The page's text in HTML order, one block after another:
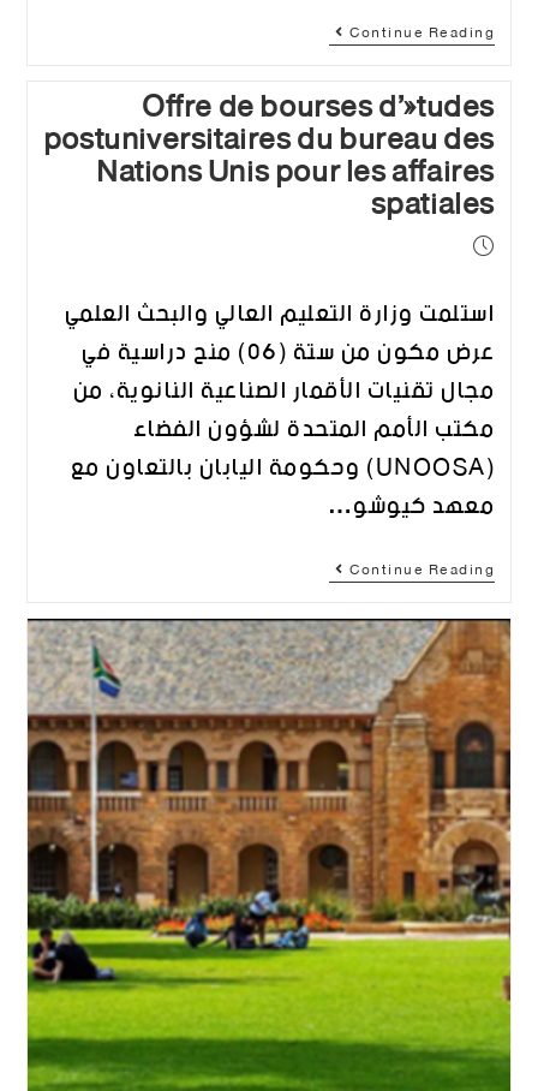
Continue Reading
Offre de bourses d’études
postuniversitaires du bureau des
Nations Unis pour les affaires
spatiales
استلمت وزارة التعليم العالي والبحث العلمي
عرض مكون من ستة (06) منح دراسية في
مجال تقنيات الأقمار الصناعية النانوية، من
مكتب الأمم المتحدة لشؤون الفضاء
(UNOOSA) وحكومة اليابان بالتعاون مع
معهد كيوشو…
Continue Reading